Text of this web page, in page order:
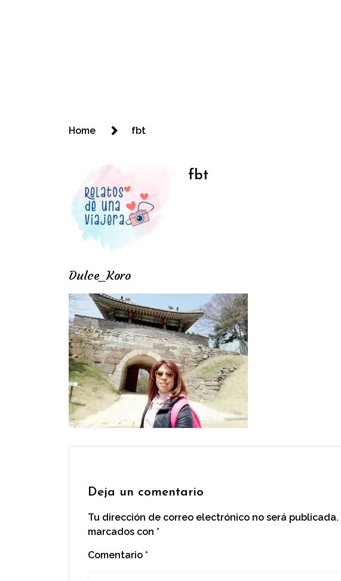
Home fbt
Dulce_Koro
fbt
Deja un comentario
Tu dirección de correo electrónico no será publicada.
marcados con *
Comentario *